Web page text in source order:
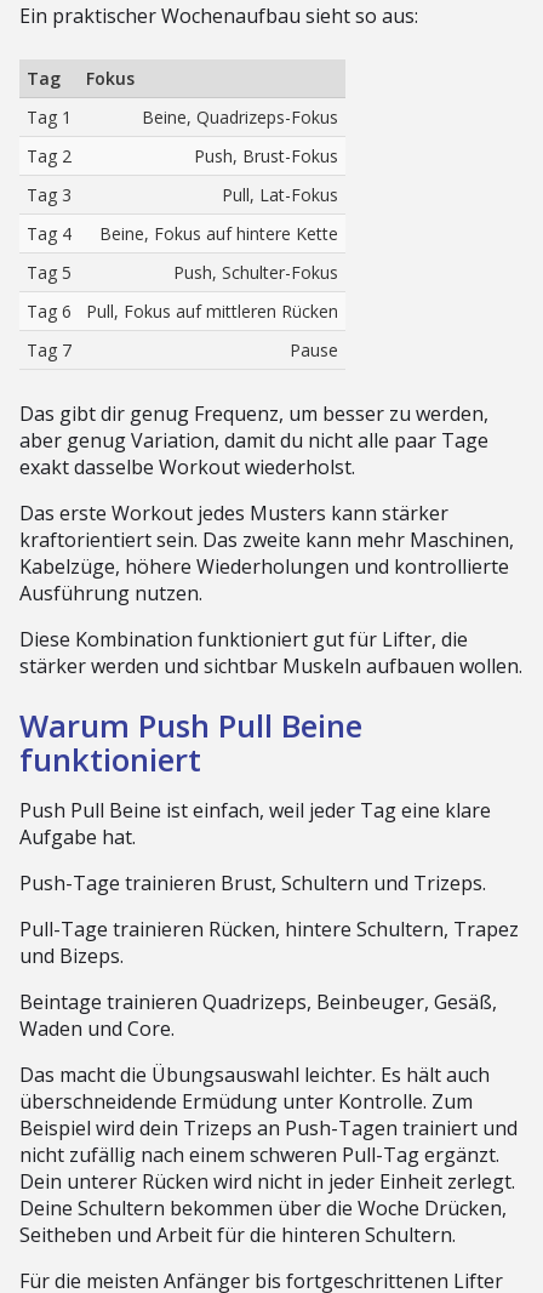
Ein praktischer Wochenaufbau sieht so aus:
Tag
Fokus
Tag 1
Beine, Quadrizeps-Fokus
Tag 2
Push, Brust-Fokus
Tag 3
Pull, Lat-Fokus
Tag 4
Beine, Fokus auf hintere Kette
Tag 5
Push, Schulter-Fokus
Tag 6
Pull, Fokus auf mittleren Rücken
Tag 7
Pause
Das gibt dir genug Frequenz, um besser zu werden,
aber genug Variation, damit du nicht alle paar Tage
exakt dasselbe Workout wiederholst.
Das erste Workout jedes Musters kann stärker
kraftorientiert sein. Das zweite kann mehr Maschinen,
Kabelzüge, höhere Wiederholungen und kontrollierte
Ausführung nutzen.
Diese Kombination funktioniert gut für Lifter, die
stärker werden und sichtbar Muskeln aufbauen wollen.
Warum Push Pull Beine
funktioniert
Push Pull Beine ist einfach, weil jeder Tag eine klare
Aufgabe hat.
Push-Tage trainieren Brust, Schultern und Trizeps.
Pull-Tage trainieren Rücken, hintere Schultern, Trapez
und Bizeps.
Beintage trainieren Quadrizeps, Beinbeuger, Gesäß,
Waden und Core.
Das macht die Übungsauswahl leichter. Es hält auch
überschneidende Ermüdung unter Kontrolle. Zum
Beispiel wird dein Trizeps an Push-Tagen trainiert und
nicht zufällig nach einem schweren Pull-Tag ergänzt.
Dein unterer Rücken wird nicht in jeder Einheit zerlegt.
Deine Schultern bekommen über die Woche Drücken,
Seitheben und Arbeit für die hinteren Schultern.
Für die meisten Anfänger bis fortgeschrittenen Lifter